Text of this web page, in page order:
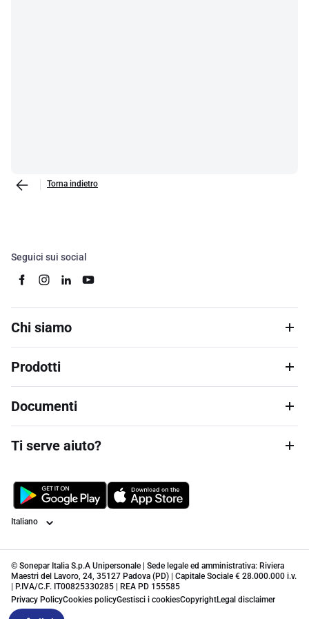
Torna indietro
Seguici sui social
Chi siamo
Prodotti
Documenti
Ti serve aiuto?
Lingua
© Sonepar Italia S.p.A Unipersonale | Sede legale ed amministrativa: Riviera
Maestri del Lavoro, 24, 35127 Padova (PD) | Capitale Sociale € 28.000.000 i.v.
| P.IVA/C.F. IT00825330285 | REA PD 155585
Privacy PolicyCookies policyGestisci i cookiesCopyrightLegal disclaimer